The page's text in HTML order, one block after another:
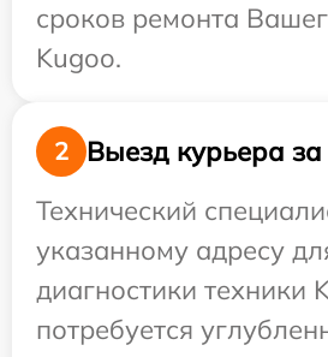
сроков ремонта
Kugoo.
2
Выезд курьера
Технический
указанному адресу
диагностики техники
потребуется